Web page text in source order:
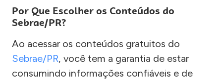
Por Que Escolher os Conteúdos do
Sebrae/PR?
Ao acessar os conteúdos gratuitos do
Sebrae/PR, você tem a garantia de estar
consumindo informações confiáveis e de